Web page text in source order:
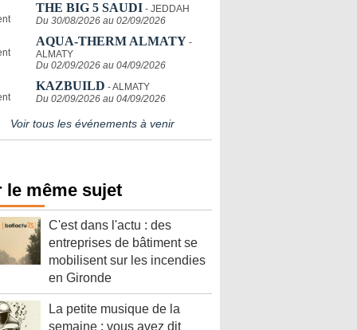
THE BIG 5 SAUDI - JEDDAH
Du 30/08/2026 au 02/09/2026
AQUA-THERM ALMATY -
ALMATY
Du 02/09/2026 au 04/09/2026
KAZBUILD - ALMATY
Du 02/09/2026 au 04/09/2026
Voir tous les événements à venir
le même sujet
C'est dans l'actu : des
entreprises de bâtiment se
mobilisent sur les incendies
en Gironde
La petite musique de la
semaine : vous avez dit